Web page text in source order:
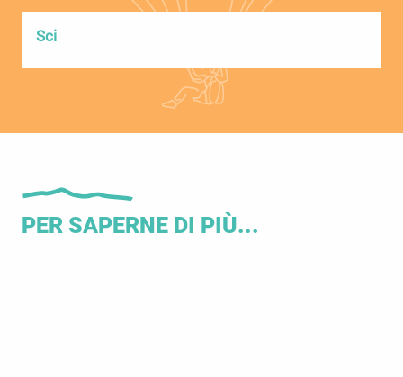
Sci
PER SAPERNE DI PIÙ...